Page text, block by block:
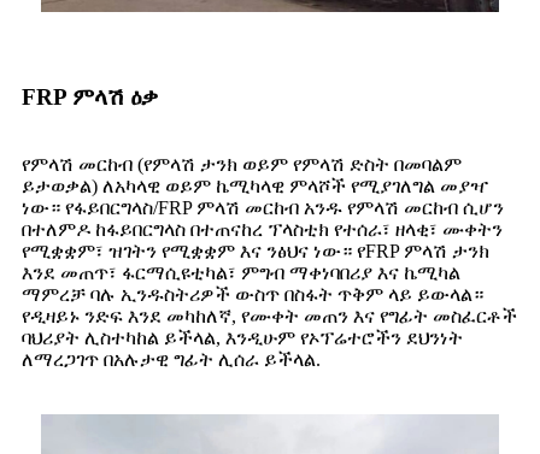
FRP ምላሽ ዕቃ
የምላሽ መርከብ (የምላሽ ታንክ ወይም የምላሽ ድስት በመባልም
ይታወቃል) ለአካላዊ ወይም ኬሚካላዊ ምላሾች የሚያገለግል መያዣ
ነው። የፋይበርግላስ/FRP ምላሽ መርከብ አንዱ የምላሽ መርከብ ሲሆን
በተለምዶ ከፋይበርግላስ በተጠናከረ ፕላስቲክ የተሰራ፣ ዘላቂ፣ ሙቀትን
የሚቋቋም፣ ዝገትን የሚቋቋም እና ንፅህና ነው። የFRP ምላሽ ታንክ
እንደ መጠጥ፣ ፋርማሲዩቲካል፣ ምግብ ማቀነባበሪያ እና ኬሚካል
ማምረቻ ባሉ ኢንዱስትሪዎች ውስጥ በስፋት ጥቅም ላይ ይውላል።
የዲዛይኑ ንድፍ እንደ መካከለኛ, የሙቀት መጠን እና የግፊት መስፈርቶች
ባህሪያት ሊስተካከል ይችላል, እንዲሁም የኦፕሬተሮችን ደህንነት
ለማረጋገጥ በአሉታዊ ግፊት ሊሰራ ይችላል.